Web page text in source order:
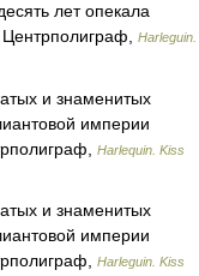
лет опекала
Harleguin.
и знаменитых
империи
Harlequin. Kiss
и знаменитых
империи
Harleguin. Kiss